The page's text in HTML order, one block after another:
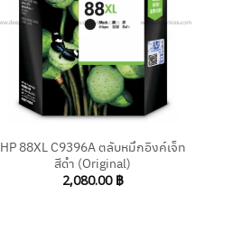
HP 88XL C9396A ตลับหมึกอิงค์เจ็ท
สีดำ (Original)
2,080.00 ฿